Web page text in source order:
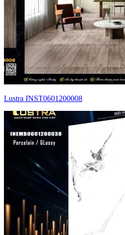
Lustra INST0601200008